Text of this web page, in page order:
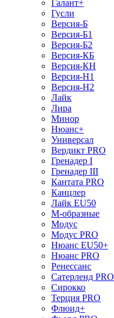
Галант+
Гусли
Версия-Б
Версия-Б1
Версия-Б2
Версия-КБ
Версия-КН
Версия-Н1
Версия-Н2
Лайк
Лира
Минор
Нюанс+
Универсал
Вердикт PRO
Гренадер I
Гренадер III
Кантата PRO
Канцлер
Лайк EU50
М-образные
Модус
Модус PRO
Нюанс EU50+
Нюанс PRO
Ренессанс
Сатерленд PRO
Сирокко
Терция PRO
Флюид+